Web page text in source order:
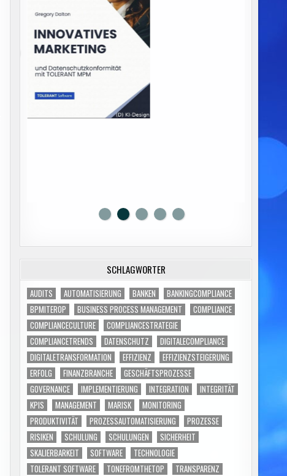
SCHLAGWÖRTER
AUDITS AUTOMATISIERUNG BANKEN
BANKINGCOMPLIANCE
BPMITEROP
BUSINESS PROCESS MANAGEMENT
COMPLIANCE
COMPLIANCECULTURE
COMPLIANCESTRATEGIE
COMPLIANCETRENDS
DATENSCHUTZ
DIGITALECOMPLIANCE
DIGITALETRANSFORMATION
EFFIZIENZ
EFFIZIENZSTEIGERUNG
ERFOLG
FINANZBRANCHE
GESCHÄFTSPROZESSE
GOVERNANCE
IMPLEMENTIERUNG INTEGRATION
INTEGRITÄT
KPIS
MANAGEMENT MARISK
MONITORING
PRODUKTIVITÄT
PROZESSAUTOMATISIERUNG
PROZESSE
RISIKEN
SCHULUNG SCHULUNGEN
SICHERHEIT
SKALIERBARKEIT
SOFTWARE
TECHNOLOGIE
TOLERANT SOFTWARE
TONEFROMTHETOP
TRANSPARENZ